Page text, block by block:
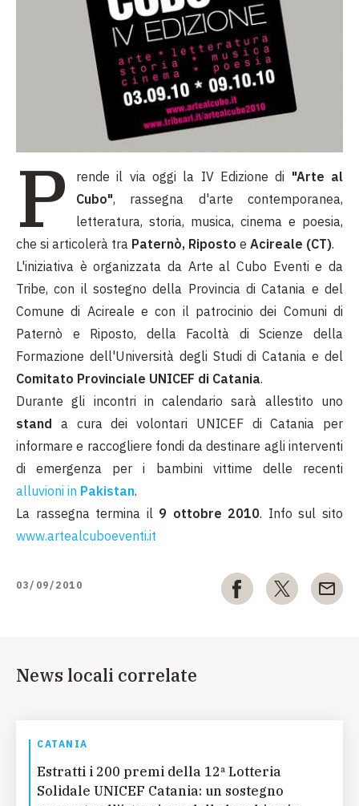
P rende il via oggi la IV Edizione di "Arte al
Cubo", rassegna d'arte contemporanea,
letteratura, storia, musica, cinema e poesia,
che si articolerà tra Paternò, Riposto e Acireale (CT).
L'iniziativa è organizzata da Arte al Cubo Eventi e da
Tribe, con il sostegno della Provincia di Catania e del
Comune di Acireale e con il patrocinio dei Comuni di
Paternò e Riposto, della Facoltà di Scienze della
Formazione dell'Università degli Studi di Catania e del
Comitato Provinciale UNICEF di Catania.
Durante gli incontri in calendario sarà allestito uno
stand a cura dei volontari UNICEF di Catania per
informare e raccogliere fondi da destinare agli interventi
di emergenza per i bambini vittime delle recenti
alluvioni in Pakistan.
La rassegna termina il 9 ottobre 2010. Info sul sito
www.artealcuboeventi.it
03/09/2010
News locali correlate
CATANIA
Estratti i 200 premi della 12ª Lotteria
Solidale UNICEF Catania: un sostegno